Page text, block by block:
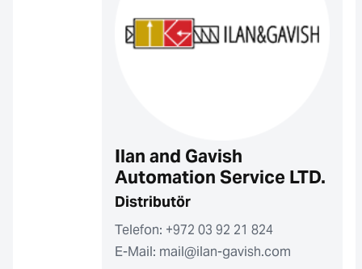
Ilan and Gavish
Automation Service LTD.
Distributör
Telefon: +972 03 92 21 824
E-Mail: mail@ilan-gavish.com